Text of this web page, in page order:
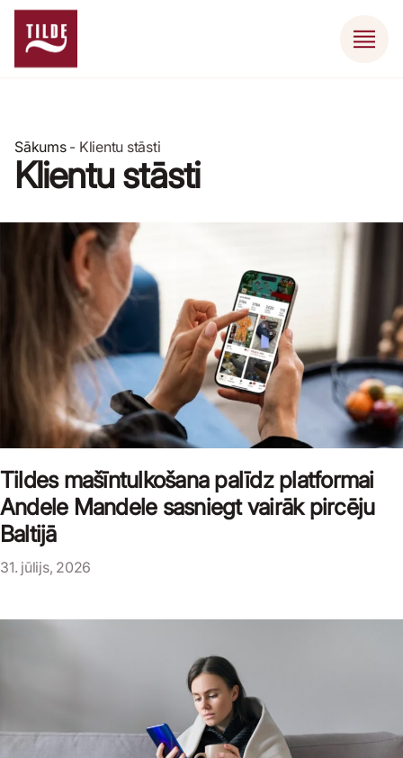
Sākums- Klientu stāsti
Klientu stāsti
Tildes mašīntulkošana palīdz platformai
Andele Mandele sasniegt vairāk pircēju
Baltijā
31. jūlijs, 2026